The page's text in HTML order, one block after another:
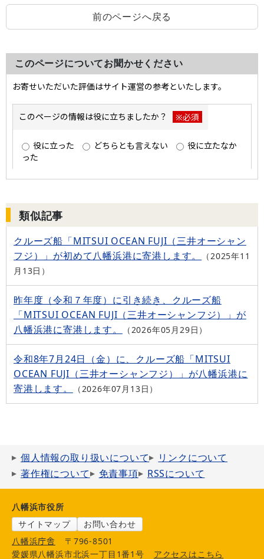
前のページへ戻る
このページについてお聞かせください
類似記事
クルーズ船「MITSUI OCEAN FUJI（三井オーシャン
フジ）」が初めて八幡浜港に寄港します。
2025年11
月13日
昨年度（令和７年度）に引き続き、クルーズ船
「MITSUI OCEAN FUJI（三井オーシャンフジ）」が
八幡浜港に寄港します。
2026年05月29日
令和8年7月24日（金）に、クルーズ船「MITSUI
OCEAN FUJI（三井オーシャンフジ）」が八幡浜港に
寄港します。
2026年07月13日
個人情報の取り扱いについて
リンクについて
著作権について
免責事項 RSSについて
八幡浜市役所
サイトマップ
お問い合わせ
八幡浜庁舎
〒796-8501
愛媛県八幡浜市北浜一丁目1番1号
アクセスはこちら